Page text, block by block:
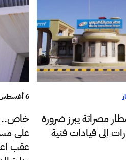
مصراتة يبرز ضرورة
إلى قيادات فنية
6 أغسطس 2026
خاص..
على
عقب